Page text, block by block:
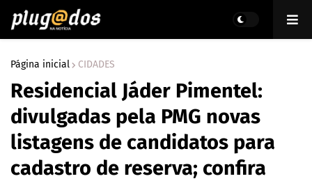
Página inicial CIDADES
Residencial Jáder Pimentel:
divulgadas pela PMG novas
listagens de candidatos para
cadastro de reserva; confira